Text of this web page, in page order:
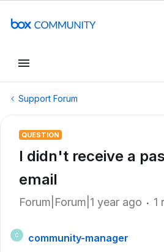
Support Forum
QUESTION
I didn't receive a
email
Forum|Forum|1 year ago 1
C
community-manager